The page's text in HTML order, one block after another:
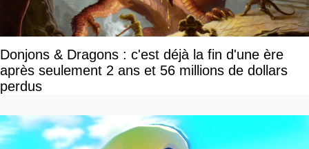
Donjons & Dragons : c'est déjà la fin d'une ère
après seulement 2 ans et 56 millions de dollars
perdus